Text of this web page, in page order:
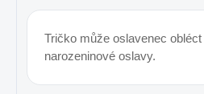
Tričko může oslavenec
narozeninové oslavy.